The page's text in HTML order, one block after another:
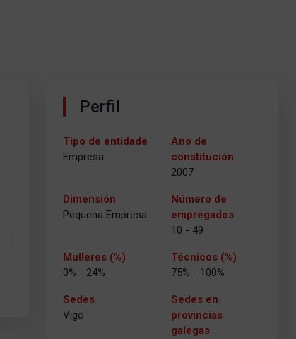
Perfil
Tipo de entidade
Empresa
Ano de
constitución
2007
Dimensión
Pequena Empresa
Número de
empregados
10 - 49
Mulleres (%)
0% - 24%
Técnicos (%)
75% - 100%
Sedes
Vigo
Sedes en
provincias
galegas